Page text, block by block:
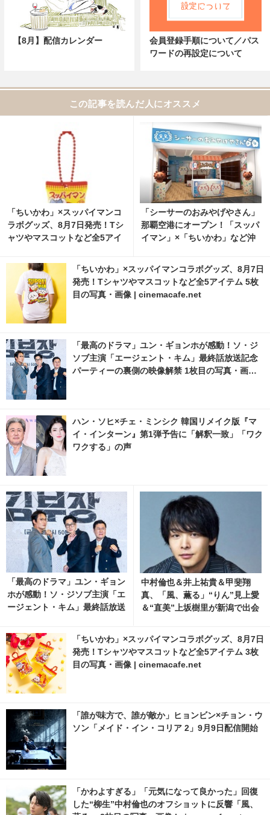
【8月】配信カレンダー
会員登録手順について／パス
ワードの再設定について
この記事を読んだ人にオススメ
「ちいかわ」×スッパイマンコ
ラボグッズ、8月7日発売！Tシ
ャツやマスコットなど全5アイ
emacafe.net
「シーサーのおみやげやさん」
那覇空港にオープン！「スッパ
イマン」×「ちいかわ」など沖
ム多数
「ちいかわ」×スッパイマンコラボグッズ、8月7日
発売！Tシャツやマスコットなど全5アイテム 5枚
目の写真・画像 | cinemacafe.net
「最高のドラマ」ユン・ギョンホが感動！ソ・ジ
ソブ主演「エージェント・キム」最終話放送記念
パーティーの裏側の映像解禁 1枚目の写真・画像 |
ハン・ソヒ×チェ・ミンシク 韓国リメイク版『マ
イ・インターン』第1弾予告に「解釈一致」「ワク
ワクする」の声
「最高のドラマ」ユン・ギョン
ホが感動！ソ・ジソブ主演「エ
ージェント・キム」最終話放送
禁
中村倫也＆井上祐貴＆甲斐翔
真、「風、薫る」“りん”見上愛
＆“直美”上坂樹里が新潟で出会
「ちいかわ」×スッパイマンコラボグッズ、8月7日
発売！Tシャツやマスコットなど全5アイテム 3枚
目の写真・画像 | cinemacafe.net
「誰が味方で、誰が敵か」ヒョンビン×チョン・ウ
ソン「メイド・イン・コリア 2」9月9日配信開始
「かわよすぎる」「元気になって良かった」回復
した“柳生”中村倫也のオフショットに反響「風、